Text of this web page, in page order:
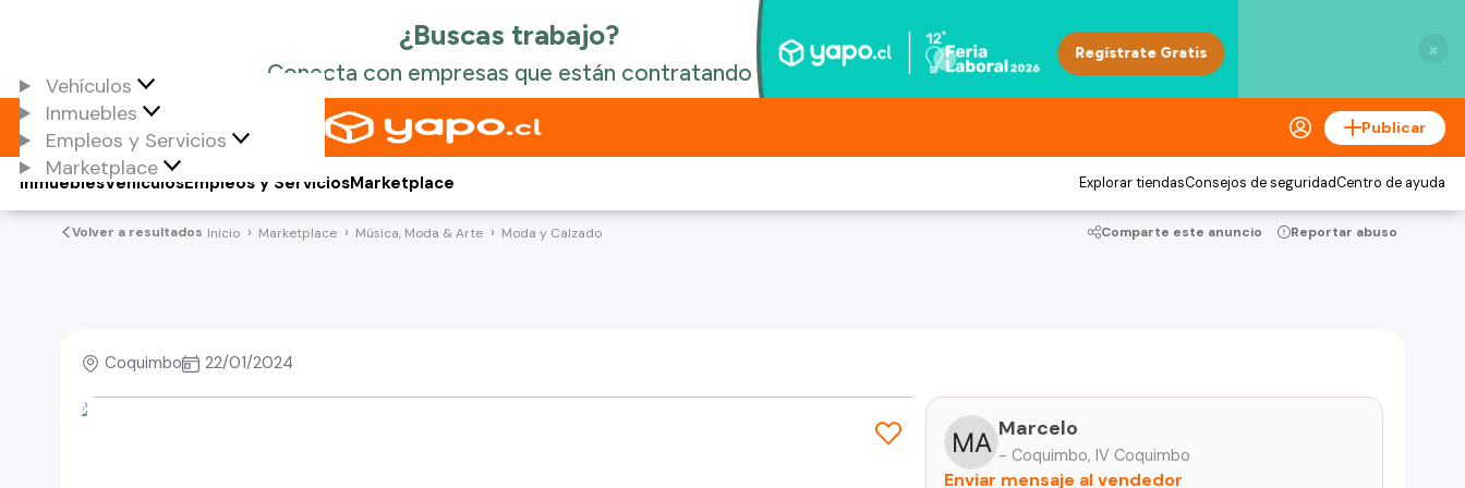
×
Vehículos
Inmuebles
Empleos y Servicios
Marketplace
Publicar
Vehículos
Inmuebles Empleos y ServiciosMarketplace Explorar tiendasConsejos de seguridadCentro de ayuda
Volver a resultados Inicio Marketplace Música, Moda & Arte Moda y Calzado Comparte este anuncio Reportar abuso
Coquimbo 22/01/2024
Marcelo
- Coquimbo, IV Coquimbo
Enviar mensaje al vendedor